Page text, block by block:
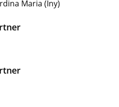
Maria (Iny)